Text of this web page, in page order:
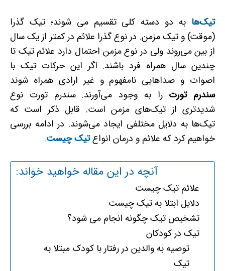
تیک­‌ها به دو دسته کلی تقسیم می شوند؛ تیک گذرا
(موقت) و تیک مزمن. در نوع گذرا علائم در کمتر از یک سال
از بین می‌روند ولی در نوع مزمن احتمال دارد علائم تیک تا
چندین سال همراه فرد باشند. اگر این حرکات تیک با
اصوات و صداهایی نامفهوم و غیر ارادی همراه شوند
سندرم تورت را به وجود می‌آورند. سندرم تورت نوع
شدیدتری از تیک‌های مزمن است. قابل ذکر است که
تیک‌ها به دلایل مختلفی ایجاد می‌شوند. در ادامه بررسی
خواهیم کرد که علائم و درمان انواعتیک‌ چیست.
آنچه در این مقاله خواهید خواند:
علائم تیک چیست
دلایل ابتلا به تیک چیست
تشخیص تیک چگونه انجام می­ شود؟
تیک در کودکان
توصیه به والدین در رفتار با کودک مبتلا به
تیک